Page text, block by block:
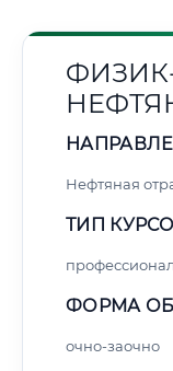
Нефтяная
ТИП
ФОРМА
очно-заочно